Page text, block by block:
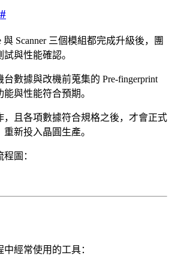
#
與 Scanner 三個模組都完成升級後，團
與性能確認。
數據與改機前蒐集的 Pre-fingerprint
與性能符合預期。
，且各項數據符合規格之後，才會正式
新投入晶圓生產。
圖：
經常使用的工具：